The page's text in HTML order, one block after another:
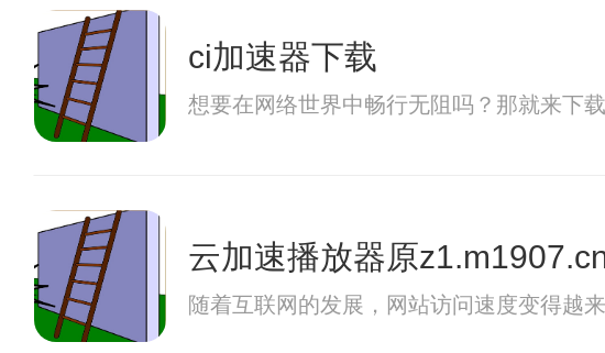
ci加速器下载
想要在网络世界中畅行无阻吗？那就来下
云加速播放器原
随着互联网的发展，网站访问速度变得越